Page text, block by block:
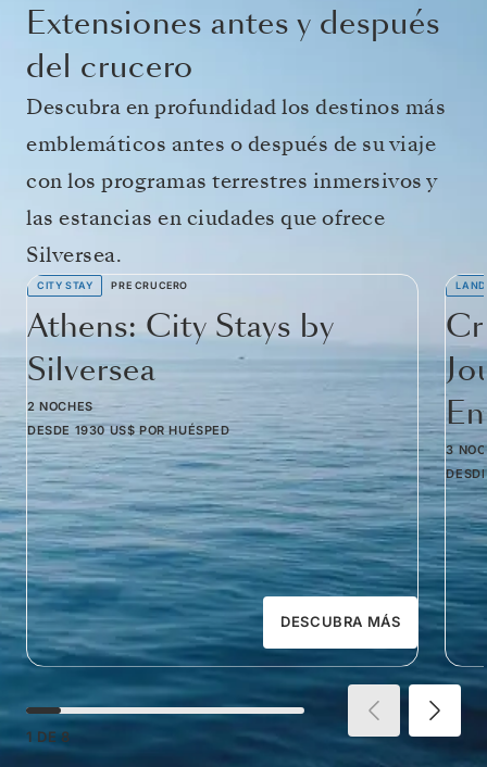
Extensiones antes y después
del crucero
Descubra en profundidad los destinos más
emblemáticos antes o después de su viaje
con los programas terrestres inmersivos y
las estancias en ciudades que ofrece
Silversea.
CITY STAY PRE CRUCERO
Athens: City Stays by
Silversea
2 NOCHES
DESDE 1930 US$ POR HUÉSPED
DESCUBRA MÁS
3
1 DE 8